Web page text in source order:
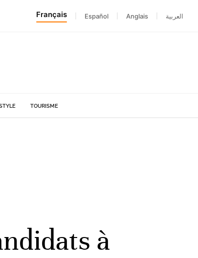
Français Español Anglais العربية
TOURISME
à